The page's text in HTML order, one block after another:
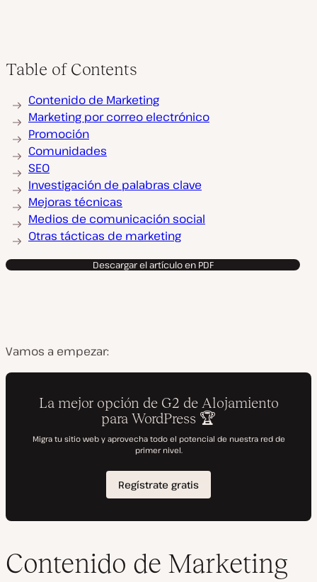
Table of Contents
Contenido de Marketing
Marketing por correo electrónico
Promoción
Comunidades
SEO
Investigación de palabras clave
Mejoras técnicas
Medios de comunicación social
Otras tácticas de marketing
Descargar el artículo en PDF
Vamos a empezar:
Contenido de Marketing